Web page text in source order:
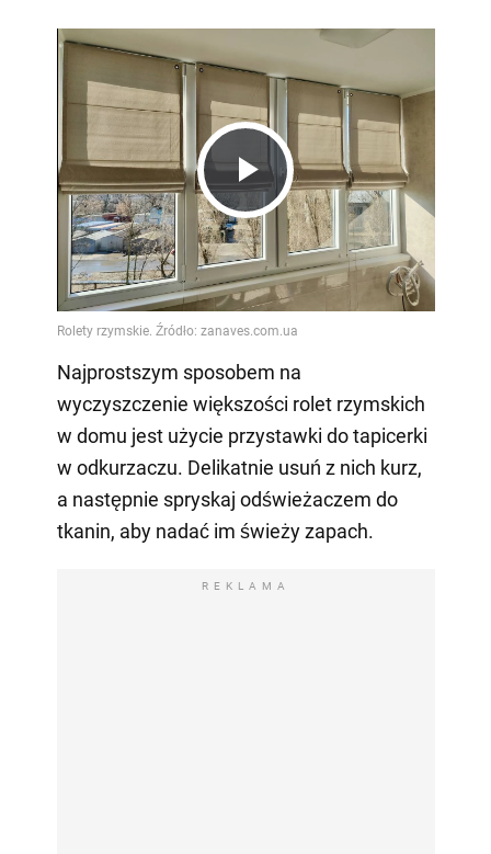
Play
Video
Najprostszym sposobem na
wyczyszczenie większości rolet rzymskich
w domu jest użycie przystawki do tapicerki
w odkurzaczu. Delikatnie usuń z nich kurz,
a następnie spryskaj odświeżaczem do
tkanin, aby nadać im świeży zapach.
REKLAMA